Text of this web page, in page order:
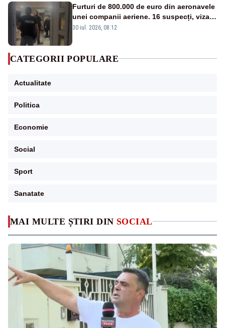
MAI MULTE ȘTIRI DIN SOCIAL
Furturi de 800.000 de euro din aeronavele
unei companii aeriene. 16 suspecți, vizați
de anchetă
30 iul. 2026, 08:12
CATEGORII POPULARE
Actualitate
Politica
Economie
Social
Sport
Sanatate